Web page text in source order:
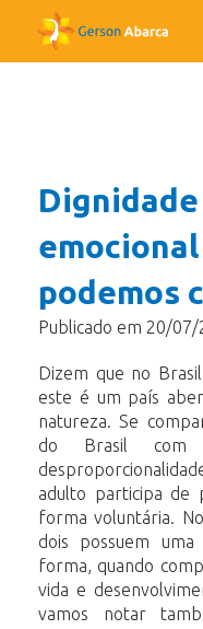
podemos
Publicado em 20/07/
Dizem que no
este é um país
natureza. Se
do Brasil com
adulto participa de
forma voluntária.
dois possuem uma
forma, quando
vida e
vamos notar